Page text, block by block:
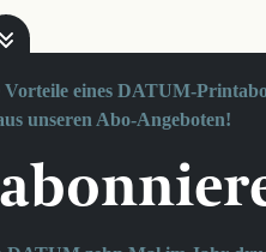
Vorteile eines DATUM-
unseren Abo-Angeboten!